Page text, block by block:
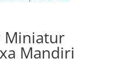
Miniatur
Mandiri